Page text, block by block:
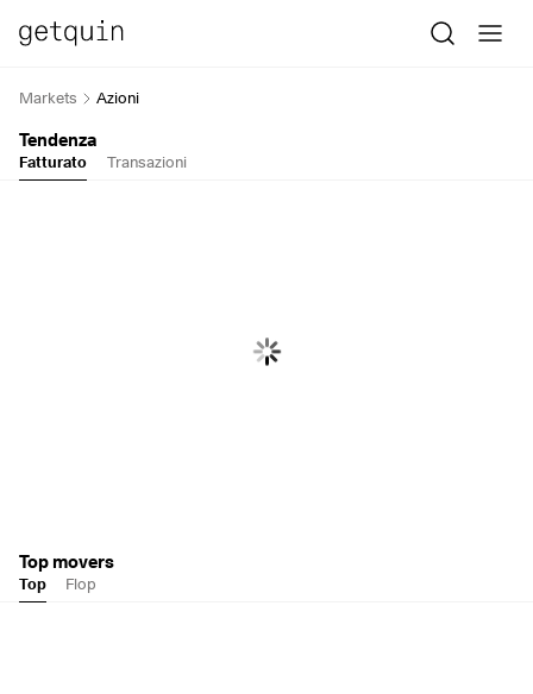
Markets Azioni
Tendenza
Fatturato Transazioni
Top movers
Top Flop